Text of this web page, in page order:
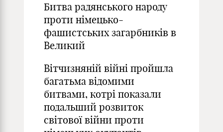
Битва радянського народу
проти німецько-
фашистських загарбників в
Великий
Вітчизняній війні пройшла
багатьма відомими
битвами, котрі показали
подальший розвиток
світової війни проти